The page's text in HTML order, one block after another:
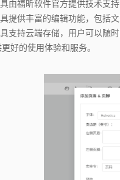
由福昕软件官方提供技术支
提供丰富的编辑功能，包括
支持云端存储，用户可以随
好的使用体验和服务。